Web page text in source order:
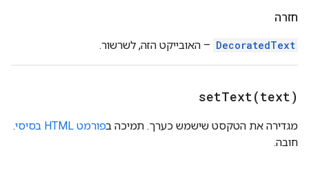
חזרה
DecoratedText – האובייקט הזה, לשרשור.
setText(text)
מגדירה את הטקסט שישמש כערך. תמיכה בפורמט HTML בסיסי
.
חובה.